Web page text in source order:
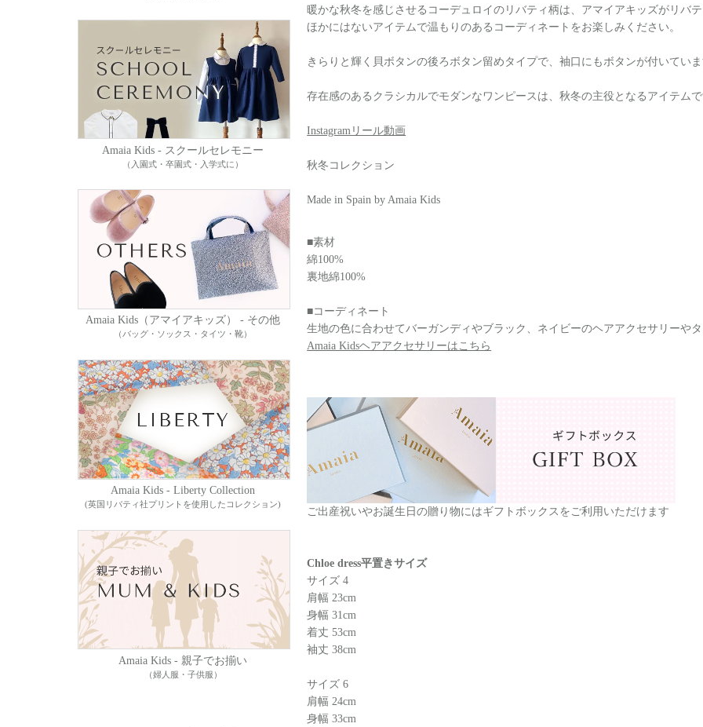
暖かな秋冬を感じさせるコーデュロイのリバティ柄は、アマイアキッズがリバ
ほかにはないアイテムで温もりのあるコーディネートをお楽しみください。
きらりと輝く貝ボタンの後ろボタン留めタイプで、袖口にもボタンが付いてい
存在感のあるクラシカルでモダンなワンピースは、秋冬の主役となるアイテム
Instagramリール動画
秋冬コレクション
Made in Spain by Amaia Kids
■素材
綿100%
裏地綿100%
■コーディネート
生地の色に合わせてバーガンディやブラック、ネイビーのヘアアクセサリーや
Amaia Kidsヘアアクセサリーはこちら
ご出産祝いやお誕生日の贈り物にはギフトボックスをご利用いただけます
Chloe dress平置きサイズ
サイズ 4
肩幅 23cm
身幅 31cm
着丈 53cm
袖丈 38cm
サイズ 6
肩幅 24cm
身幅 33cm
Amaia Kids - スクールセレモニー
（入園式・卒園式・入学式に）
Amaia Kids（アマイアキッズ） - その他
（バッグ・ソックス・タイツ・靴）
Amaia Kids - Liberty Collection
(英国リバティ社プリントを使用したコレクション)
Amaia Kids - 親子でお揃い
（婦人服・子供服）